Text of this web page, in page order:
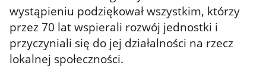
wystąpieniu podziękował wszystkim, którzy
przez 70 lat wspierali rozwój jednostki i
przyczyniali się do jej działalności na rzecz
lokalnej społeczności.